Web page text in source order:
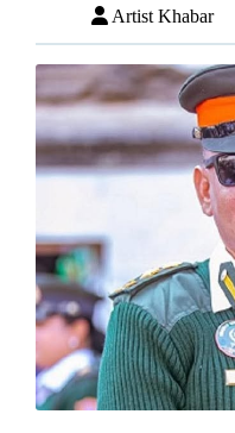
Artist Khabar